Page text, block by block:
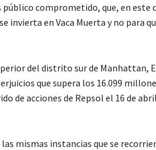
comprometido, que, en este
invierta en Vaca Muerta y no para
del distrito sur de Manhattan,
que supera los 16.099
de acciones de Repsol el 16 de
las mismas instancias que se